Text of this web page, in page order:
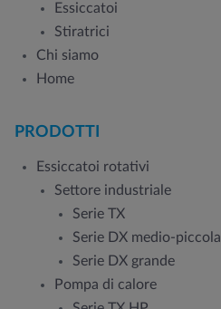
Essiccatoi
Stiratrici
Chi siamo
Home
PRODOTTI
Essiccatoi rotativi
Settore industriale
Serie TX
Serie DX medio-piccola
Serie DX grande
Pompa di calore